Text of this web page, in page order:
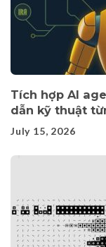
Tích hợp AI
dẫn kỹ thuật
July 15, 2026